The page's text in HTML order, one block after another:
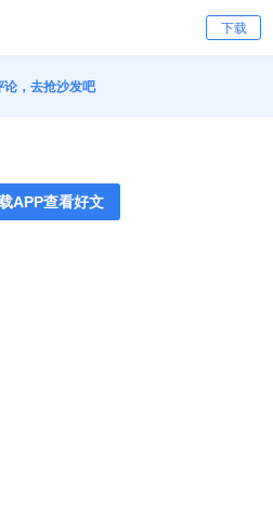
下载
论，去抢沙发吧
APP查看好文